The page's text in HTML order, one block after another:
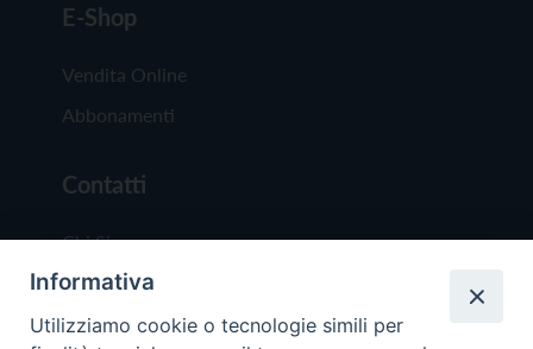
E-Shop
Vendita Online
Abbonamenti
Contatti
Chi Siamo
Redazione
Scrivici
Informativa
Utilizziamo cookie o tecnologie simili per